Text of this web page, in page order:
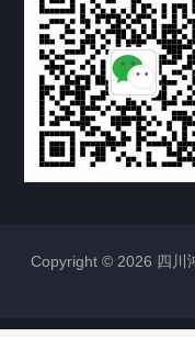
Copyright © 2026 四川